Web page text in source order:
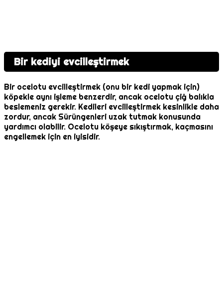
Bir kediyi evcilleştirmek
Bir ocelotu evcilleştirmek (onu bir kedi yapmak için)
köpekle aynı işleme benzerdir, ancak ocelotu çiğ balıkla
beslemeniz gerekir. Kedileri evcilleştirmek kesinlikle daha
zordur, ancak Sürüngenleri uzak tutmak konusunda
yardımcı olabilir. Ocelotu köşeye sıkıştırmak, kaçmasını
engellemek için en iyisidir.